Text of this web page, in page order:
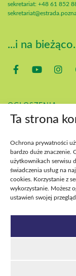
Ta strona
Ochrona prywatności
bardzo duże znaczenie.
użytkownikach serwisu
świadczenia usług na
cookies. Korzystanie z
wykorzystanie. Możesz
ustawień swojej
sekretariat: +48 61 852
...i na bieżąco.
OGŁOSZENIA
KONTAKT
BIP
DEKLARACJA
DOSTĘPNOŚĆ